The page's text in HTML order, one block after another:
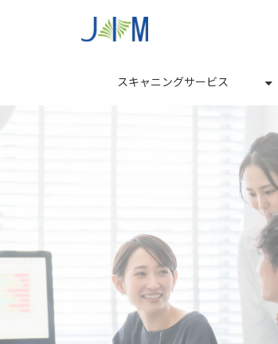
スキャニングサービス